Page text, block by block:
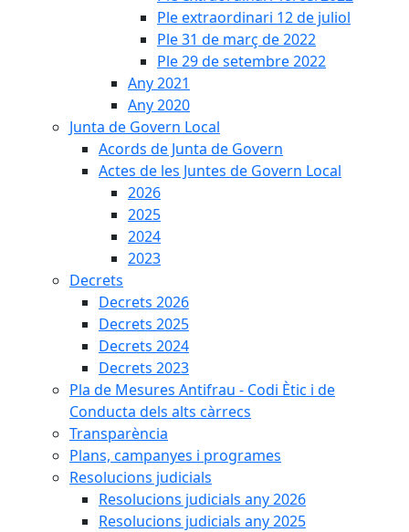
Ple extraordinari 12 de juliol
Ple 31 de març de 2022
Ple 29 de setembre 2022
Any 2021
Any 2020
Junta de Govern Local
Acords de Junta de Govern
Actes de les Juntes de Govern Local
2026
2025
2024
2023
Decrets
Decrets 2026
Decrets 2025
Decrets 2024
Decrets 2023
Pla de Mesures Antifrau - Codi Ètic i de
Conducta dels alts càrrecs
Transparència
Plans, campanyes i programes
Resolucions judicials
Resolucions judicials any 2026
Resolucions judicials any 2025